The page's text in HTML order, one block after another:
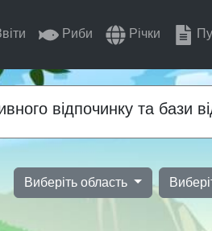
Риби Річки
відпочинку та бази
Виберіть область